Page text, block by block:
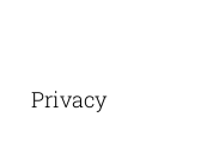
Privacy